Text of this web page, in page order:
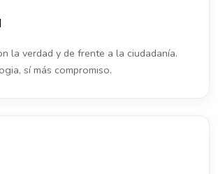
la verdad y de frente a la ciudadanía.
sí más compromiso.